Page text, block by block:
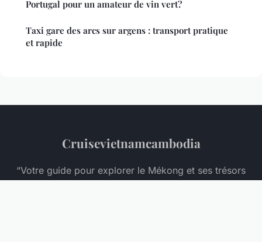
Portugal pour un amateur de vin vert?
Taxi gare des arcs sur argens : transport pratique
et rapide
Cruisevietnamcambodia
“Votre guide pour explorer le Mékong et ses trésors